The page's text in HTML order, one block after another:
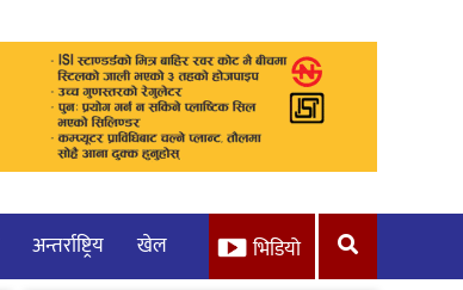
अन्तर्राष्ट्रिय खेल भिडियो